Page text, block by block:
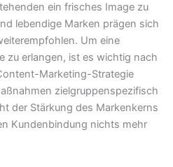
ein frisches Image zu
lebendige Marken prägen sich
Um eine
zu erlangen, ist es wichtig nach
Marketing-Strategie
zielgruppenspezifisch
der Stärkung des Markenkerns
Kundenbindung nichts mehr